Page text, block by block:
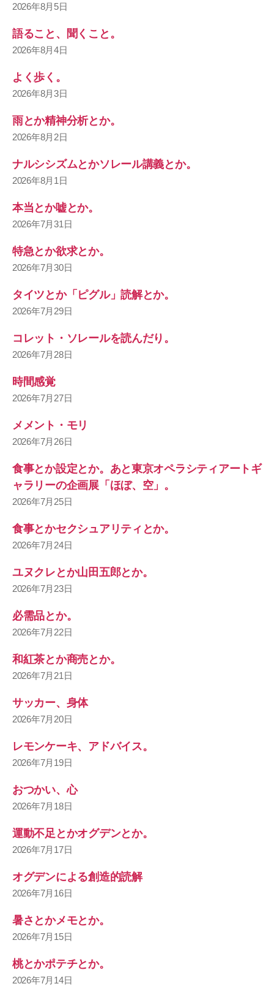
2026年8月5日
語ること、聞くこと。
2026年8月4日
よく歩く。
2026年8月3日
雨とか精神分析とか。
2026年8月2日
ナルシシズムとかソレール講義とか。
2026年8月1日
本当とか嘘とか。
2026年7月31日
特急とか欲求とか。
2026年7月30日
タイツとか「ピグル」読解とか。
2026年7月29日
コレット・ソレールを読んだり。
2026年7月28日
時間感覚
2026年7月27日
メメント・モリ
2026年7月26日
食事とか設定とか。あと東京オペラシティアートギ
ャラリーの企画展「ほぼ、空」。
2026年7月25日
食事とかセクシュアリティとか。
2026年7月24日
ユヌクレとか山田五郎とか。
2026年7月23日
必需品とか。
2026年7月22日
和紅茶とか商売とか。
2026年7月21日
サッカー、身体
2026年7月20日
レモンケーキ、アドバイス。
2026年7月19日
おつかい、心
2026年7月18日
運動不足とかオグデンとか。
2026年7月17日
オグデンによる創造的読解
2026年7月16日
暑さとかメモとか。
2026年7月15日
桃とかポテチとか。
2026年7月14日